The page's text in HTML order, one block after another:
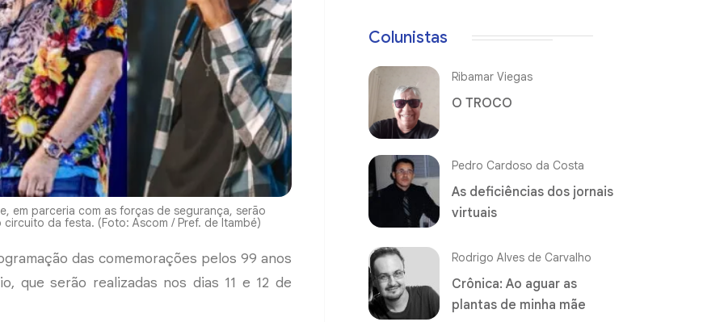
em parceria com as forças de segurança, serão
da festa. (Foto: Ascom / Pref. de Itambé)
das comemorações pelos 99 anos
que serão realizadas nos dias 11 e 12 de
Colunistas
Ribamar Viegas
O TROCO
Pedro Cardoso da Costa
As deficiências dos jornais
virtuais
Rodrigo Alves de Carvalho
Crônica: Ao aguar as
plantas de minha mãe